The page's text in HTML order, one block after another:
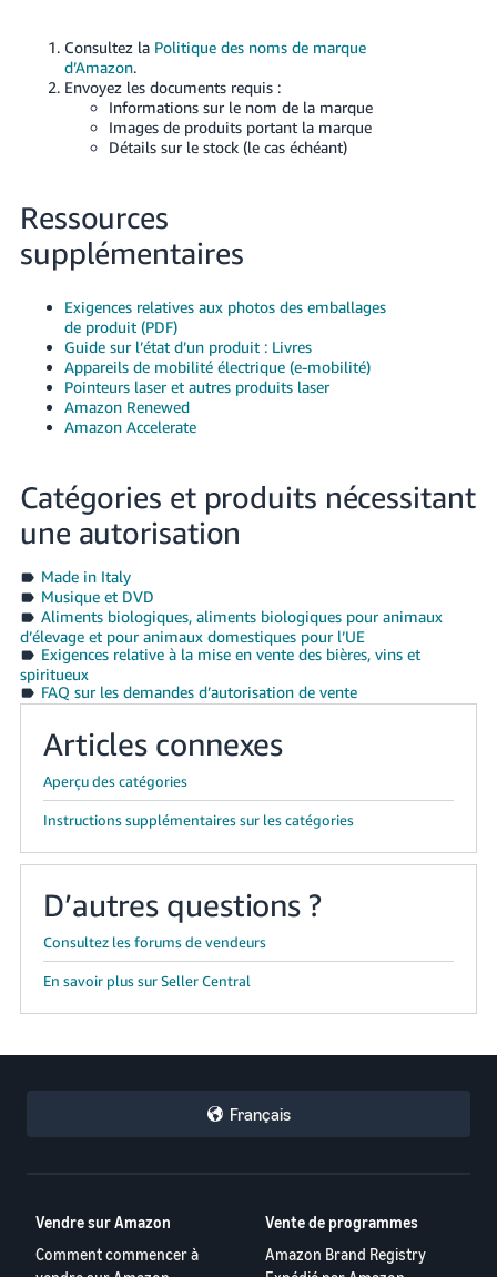
Consultez la Politique des noms de marque
d’Amazon.
Envoyez les documents requis :
Informations sur le nom de la marque
Images de produits portant la marque
Détails sur le stock (le cas échéant)
Ressources
supplémentaires
Exigences relatives aux photos des emballages
de produit (PDF)
Guide sur l’état d’un produit : Livres
Appareils de mobilité électrique (e-mobilité)
Pointeurs laser et autres produits laser
Amazon Renewed
Amazon Accelerate
Catégories et produits nécessitant
une autorisation
Made in Italy
Musique et DVD
Aliments biologiques, aliments biologiques pour animaux
d’élevage et pour animaux domestiques pour l’UE
Exigences relative à la mise en vente des bières, vins et
spiritueux
FAQ sur les demandes d’autorisation de vente
Articles connexes
Aperçu des catégories
Instructions supplémentaires sur les catégories
D’autres questions ?
Consultez les forums de vendeurs
En savoir plus sur Seller Central
Français
Vendre sur Amazon
Comment commencer à
Vente de programmes
Amazon Brand Registry